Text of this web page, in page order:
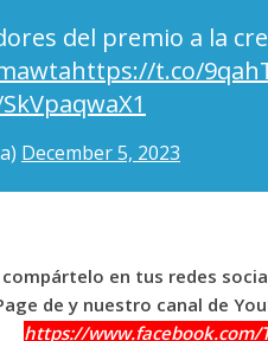
del premio a la
https://t.co/
December 5, 2023
en tus redes
de y nuestro canal de
https://www.facebook.com/